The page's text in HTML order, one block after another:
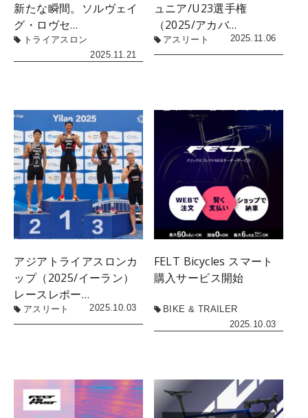
新たな瞬間。ソルヴェイ
グ・ロヴセ…
トライアスロン
2025.11.21
ュニア/U23選手権
（2025/アカバ…
アスリート 2025.11.06
アジアトライアスロンカ
ップ（2025/イーラン）
レースレポー…
アスリート 2025.10.03
FELT Bicycles スマート
購入サービス開始
BIKE & TRAILER
2025.10.03